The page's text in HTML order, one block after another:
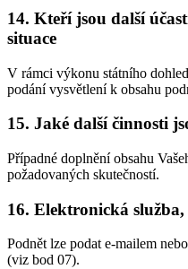
14. Kteří jsou další
situace
V rámci výkonu státního
podání vysvětlení k obsahu
15. Jaké další činnosti
Případné doplnění obsahu
požadovaných skutečností.
16. Elektronická
Podnět lze podat e-mailem
(viz bod 07).